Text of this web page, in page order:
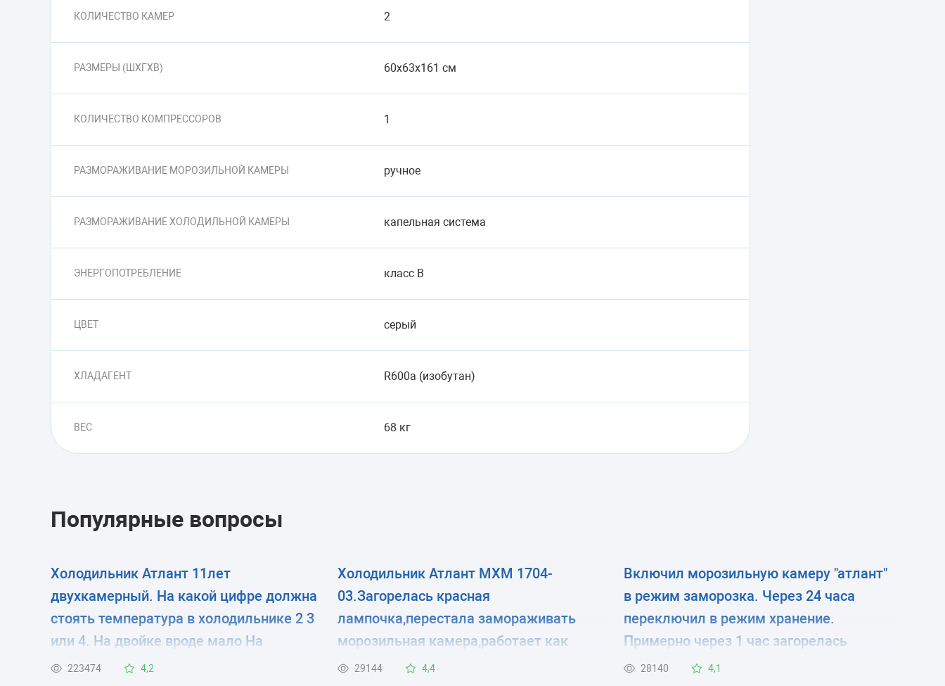
КОЛИЧЕСТВО КАМЕР 2
РАЗМЕРЫ (ШXГXВ) 60x63x161 см
КОЛИЧЕСТВО КОМПРЕССОРОВ 1
РАЗМОРАЖИВАНИЕ МОРОЗИЛЬНОЙ КАМЕРЫ ручное
РАЗМОРАЖИВАНИЕ ХОЛОДИЛЬНОЙ КАМЕРЫ капельная система
ЭНЕРГОПОТРЕБЛЕНИЕ класс B
ЦВЕТ серый
ХЛАДАГЕНТ R600a (изобутан)
ВЕС 68 кг
Популярные вопросы
Холодильник Атлант 11лет
двухкамерный. На какой цифре должна
стоять температура в холодильнике 2 3
или 4. На двойке вроде мало На
четверку ставлю летом сказали нельзя
223474 4,2
Холодильник Атлант МХМ 1704-
03.Загорелась красная
лампочка,перестала замораживать
морозильная камера,работает как
обычная хол.камера.
29144 4,4
Включил морозильную камеру "атлант"
в режим заморозка. Через 24 часа
переключил в режим хранение.
Примерно через 1 час загорелась
красная лампа. Камера стала работать
28140 4,1